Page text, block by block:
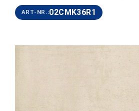
ART-NR.:02CMK36R1
Bildergalerie überspringen